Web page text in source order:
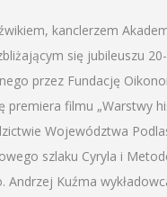
kanclerzem
się jubileuszu
przez Fundację
premiera filmu „Warstwy
Województwa
szlaku Cyryla i
Kuźma